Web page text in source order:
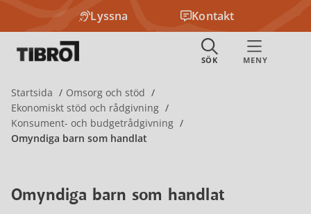
Lyssna Kontakt
Startsida
Omsorg och stöd
Ekonomiskt stöd och rådgivning
Konsument- och budgetrådgivning
Omyndiga barn som handlat
Omyndiga barn som handlat